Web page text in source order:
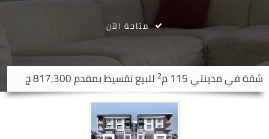
شقة فيمدينتي 2 للبيع تقسيط بمقدم 817,300 ج
متاحة الآن